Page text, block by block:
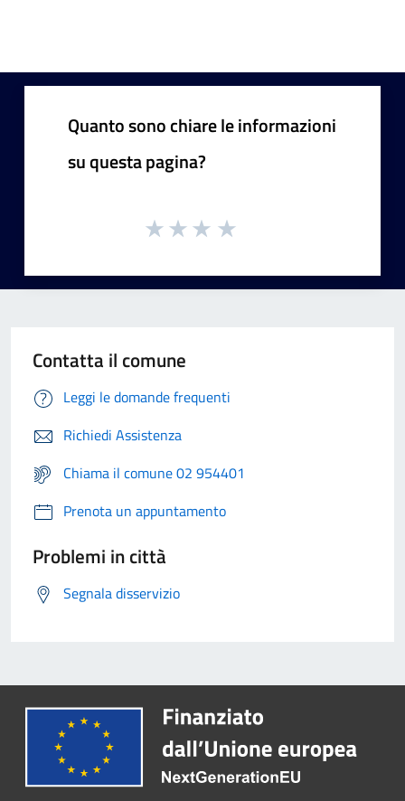
Quanto sono chiare le informazioni
su questa pagina?
Contatta il comune
Leggi le domande frequenti
Richiedi Assistenza
Chiama il comune 02 954401
Prenota un appuntamento
Problemi in città
Segnala disservizio